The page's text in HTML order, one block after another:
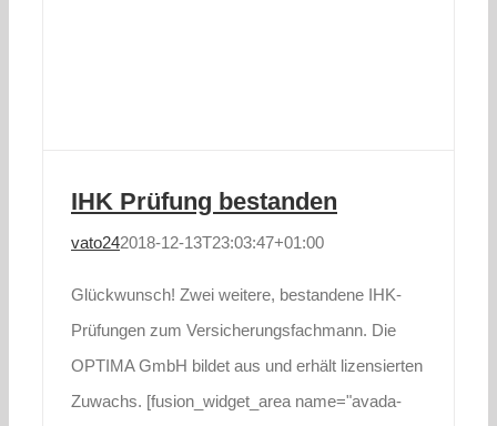
IHK Prüfung bestanden
vato242018-12-13T23:03:47+01:00
Glückwunsch! Zwei weitere, bestandene IHK-
Prüfungen zum Versicherungsfachmann. Die
OPTIMA GmbH bildet aus und erhält lizensierten
Zuwachs. [fusion_widget_area name="avada-